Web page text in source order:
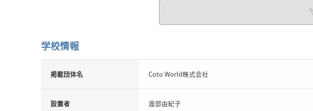
学校情報
掲載団体名 Coto World株式会社
設置者 渡部由紀子